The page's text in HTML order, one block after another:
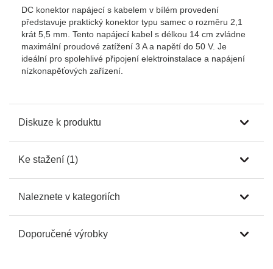
DC konektor napájecí s kabelem v bílém provedení
představuje praktický konektor typu samec o rozměru 2,1
krát 5,5 mm. Tento napájecí kabel s délkou 14 cm zvládne
maximální proudové zatížení 3 A a napětí do 50 V. Je
ideální pro spolehlivé připojení elektroinstalace a napájení
nízkonapěťových zařízení.
Diskuze k produktu
Ke stažení (1)
Naleznete v kategoriích
Doporučené výrobky